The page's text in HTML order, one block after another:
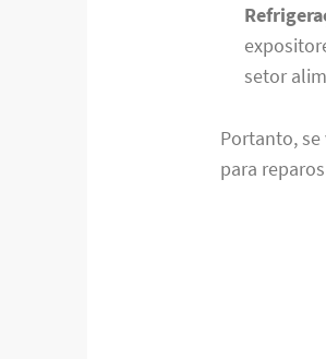
setor
Portanto,
para